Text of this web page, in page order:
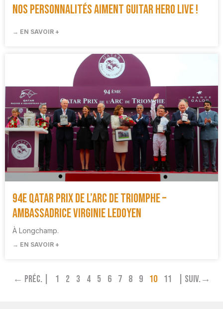
Nos personnalités aiment Guitar Hero Live !
→ EN SAVOIR +
94e Qatar Prix de l’Arc de Triomphe –
Ambassadrice Virginie Ledoyen
À Longchamp.
→ EN SAVOIR +
← Préc. | 1 2 3 4 5 6 7 8 9 10 11 | Suiv.→